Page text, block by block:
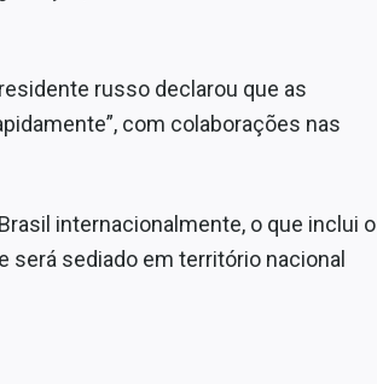
russo declarou que as
com colaborações nas
internacionalmente, o que inclui o
será sediado em território nacional